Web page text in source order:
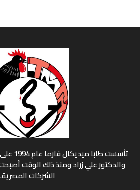
تأسست
والدكتور علي زراد ومنذ ذلك الوقت
الشركات المصرية.